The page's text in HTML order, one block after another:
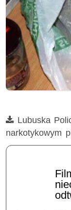
Film
Lubuska
narkotykowym